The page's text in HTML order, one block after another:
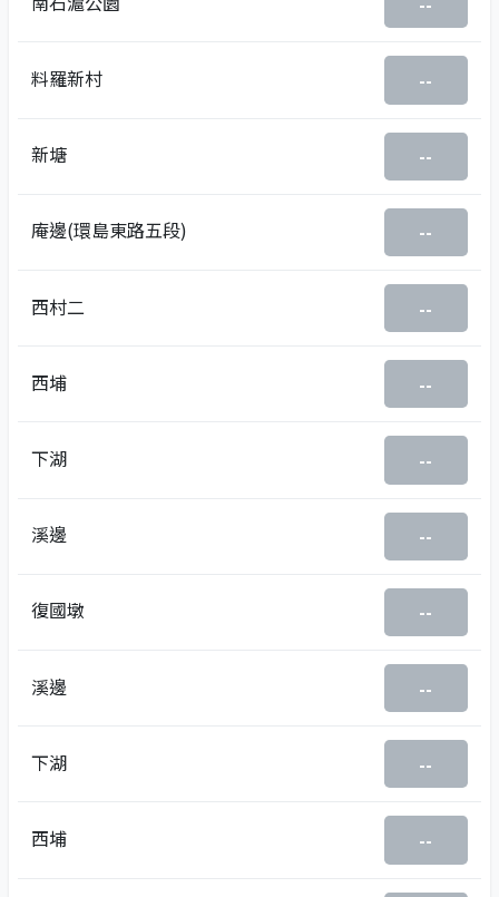
料羅新村 --
新塘 --
庵邊(環島東路五段) --
西村二 --
西埔 --
下湖 --
溪邊 --
復國墩 --
溪邊 --
下湖 --
西埔 --